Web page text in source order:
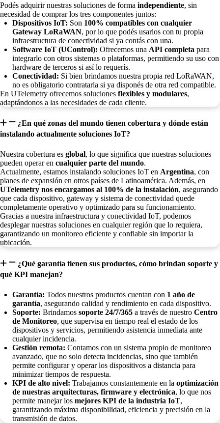
Podés adquirir nuestras soluciones de forma independiente, sin
necesidad de comprar los tres componentes juntos:
Dispositivos IoT: Son 100% compatibles con cualquier
Gateway LoRaWAN, por lo que podés usarlos con tu propia
infraestructura de conectividad si ya contás con una.
Software IoT (UControl): Ofrecemos una API completa para
integrarlo con otros sistemas o plataformas, permitiendo su uso con
hardware de terceros si así lo requerís.
Conectividad: Si bien brindamos nuestra propia red LoRaWAN,
no es obligatorio contratarla si ya disponés de otra red compatible.
En UTelemetry ofrecemos soluciones flexibles y modulares,
adaptándonos a las necesidades de cada cliente.
¿En qué zonas del mundo tienen cobertura y dónde están
instalando actualmente soluciones IoT?
Nuestra cobertura es global, lo que significa que nuestras soluciones
pueden operar en cualquier parte del mundo.
Actualmente, estamos instalando soluciones IoT en Argentina, con
planes de expansión en otros países de Latinoamérica. Además, en
UTelemetry nos encargamos al 100% de la instalación, asegurando
que cada dispositivo, gateway y sistema de conectividad quede
completamente operativo y optimizado para su funcionamiento.
Gracias a nuestra infraestructura y conectividad IoT, podemos
desplegar nuestras soluciones en cualquier región que lo requiera,
garantizando un monitoreo eficiente y confiable sin importar la
ubicación.
¿Qué garantía tienen sus productos, cómo brindan soporte y
qué KPI manejan?
Garantía: Todos nuestros productos cuentan con 1 año de
garantía, asegurando calidad y rendimiento en cada dispositivo.
Soporte: Brindamos soporte 24/7/365 a través de nuestro Centro
de Monitoreo, que supervisa en tiempo real el estado de los
dispositivos y servicios, permitiendo asistencia inmediata ante
cualquier incidencia.
Gestión remota: Contamos con un sistema propio de monitoreo
avanzado, que no solo detecta incidencias, sino que también
permite configurar y operar los dispositivos a distancia para
minimizar tiempos de respuesta.
KPI de alto nivel: Trabajamos constantemente en la optimización
de nuestras arquitecturas, firmware y electrónica, lo que nos
permite manejar los mejores KPI de la industria IoT,
garantizando máxima disponibilidad, eficiencia y precisión en la
transmisión de datos.